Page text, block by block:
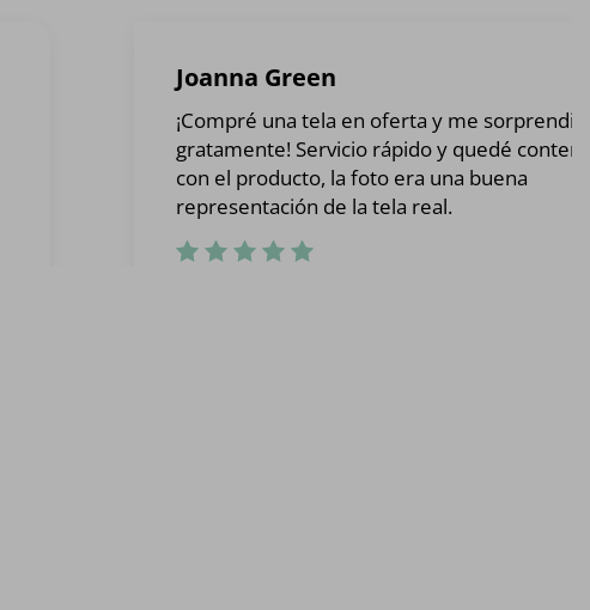
Joanna Green
¡Compré una tela en oferta y me sorprendió
gratamente! Servicio rápido y quedé
con el producto, la foto era una buena
representación de la tela real.